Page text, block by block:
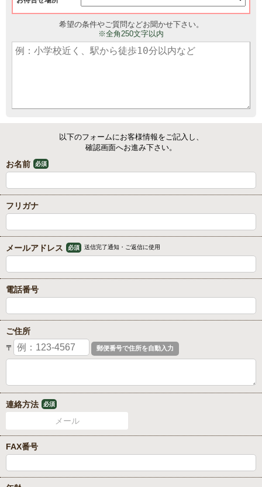
希望の条件やご質問などお聞かせ下さい。
※全角250文字以内
以下のフォームにお客様情報をご記入し、
確認画面へお進み下さい。
お名前 必須
フリガナ
メールアドレス 必須 送信完了通知・ご返信に使用
電話番号
ご住所
〒
連絡方法 必須
メール
FAX番号